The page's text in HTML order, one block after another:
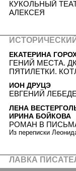
КУКОЛЬНЫЙ
АЛЕКСЕЯ
ЕКАТЕРИНА
ГЕНИЙ МЕСТА.
ПЯТИЛЕТКИ.
ИОН ДРУЦЭ
ЕВГЕНИЙ
ЛЕНА
ИРИНА БОЙКОВА
РОМАН В
Из переписки
ЛАВКА